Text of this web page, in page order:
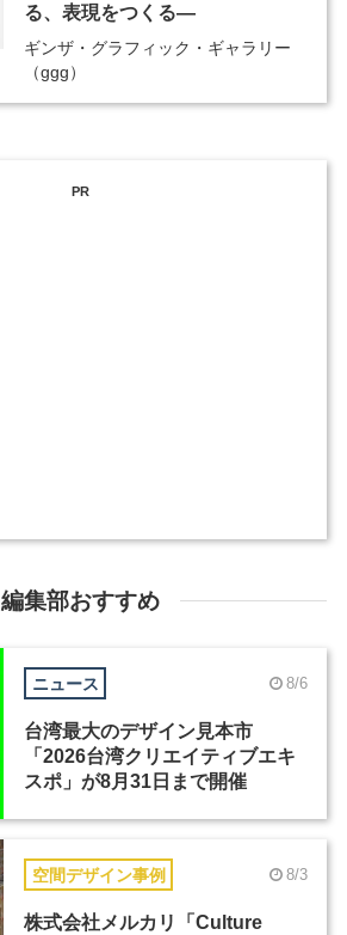
る、表現をつくる―
ギンザ・グラフィック・ギャラリー
（ggg）
PR
編集部おすすめ
ニュース 8/6
台湾最大のデザイン見本市
「2026台湾クリエイティブエキ
スポ」が8月31日まで開催
空間デザイン事例 8/3
株式会社メルカリ「Culture